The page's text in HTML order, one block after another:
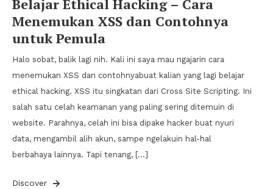
Belajar Ethical Hacking – Cara
Menemukan XSS dan Contohnya
untuk Pemula
Halo sobat, balik lagi nih. Kali ini saya mau ngajarin cara
menemukan XSS dan contohnyabuat kalian yang lagi belajar
ethical hacking. XSS itu singkatan dari Cross Site Scripting. Ini
salah satu celah keamanan yang paling sering ditemuin di
website. Parahnya, celah ini bisa dipake hacker buat nyuri
data, mengambil alih akun, sampe ngelakuin hal-hal
berbahaya lainnya. Tapi tenang, […]
Discover